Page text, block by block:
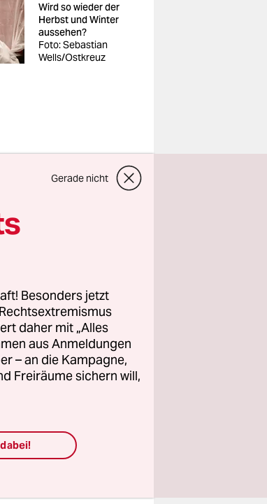
Wird so wieder der
Herbst und Winter
aussehen?
Foto: Sebastian
Wells/Ostkreuz
Gerade nicht
Besonders jetzt
daher mit „Alles
aus Anmeldungen
– an die Kampagne,
Freiräume sichern will,